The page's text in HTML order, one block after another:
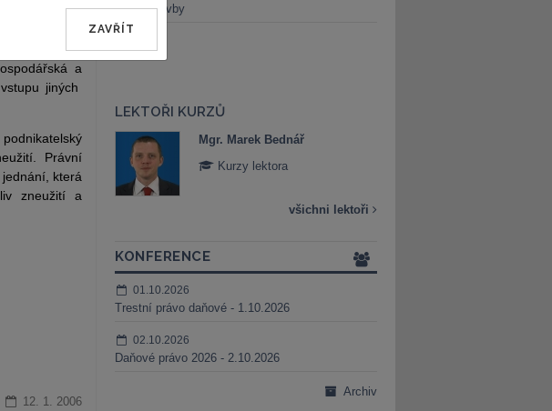
podílu
má na trhu
dominantní
a
jiných
Právní
která
zneužití a
12. 1. 2006
Černé stavby
LEKTOŘI KURZŮ
Maisner, Ph.D.,
Mgr. Marek Bednář
Kurzy lektora
všichni lektoři
KONFERENCE
01.10.2026
Trestní právo daňové - 1.10.2026
02.10.2026
Daňové právo 2026 - 2.10.2026
Archiv
ZAVŘÍT